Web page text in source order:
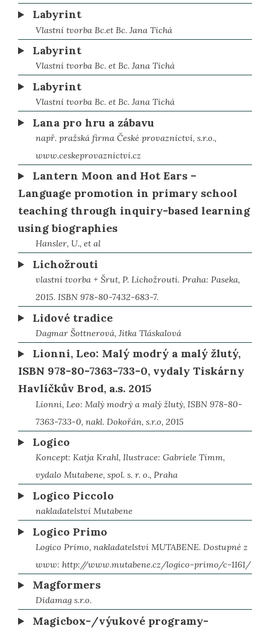
Labyrint
Vlastní tvorba Bc.et Bc. Jana Tichá
Labyrint
Vlastní tvorba Bc. et Bc. Jana Tichá
Labyrint
Vlastní tvorba Bc. et Bc. Jana Tichá
Lana pro hru a zábavu
např. pražská firma České provaznictví, s.r.o.,
www.ceskeprovaznictvi.cz
Lantern Moon and Hot Ears –
Language promotion in primary school
teaching through inquiry-based learning
using biographies
Hansler, U., et al
Lichožrouti
vlastní tvorba + Šrut, P. Lichožrouti. Praha: Paseka,
2015. ISBN 978-80-7432-683-7.
Lidové tradice
Dagmar Šottnerová, Jitka Tláskalová
Lionni, Leo: Malý modrý a malý žlutý,
ISBN 978-80-7363-733-0, vydaly Tiskárny
Havlíčkův Brod, a.s. 2015
Lionni, Leo: Malý modrý a malý žlutý, ISBN 978-80-
7363-733-0, nakl. Dokořán, s.r.o, 2015
Logico
Koncept: Katja Krahl, Ilustrace: Gabriele Timm,
vydalo Mutabene, spol. s. r. o., Praha
Logico Piccolo
nakladatelství Mutabene
Logico Primo
Logico Primo, nakladatelství MUTABENE. Dostupné z
www: http://www.mutabene.cz/logico-primo/c-1161/
Magformers
Didamag s.r.o.
Magicbox-/výukové programy-